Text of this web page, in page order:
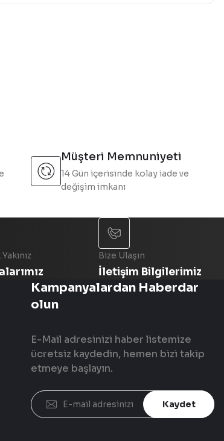
Müşteri Memnuniyeti
14 Gün içerisinde kolay iade ve
değişim imkanı
Bize Ulaşın
İletişim Bilgilerimiz
Kampanyalardan Haberdar
olun
E-Mail adresinizi haber listemize
ücretsiz kaydedin, hemen bizi takip
etmeye başlayın.
Kaydet